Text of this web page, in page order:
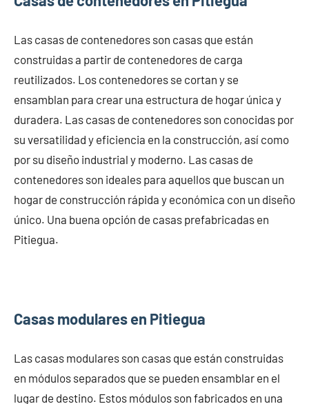
Las casas de contenedores son casas que están
construidas a partir de contenedores de carga
reutilizados. Los contenedores se cortan y se
ensamblan para crear una estructura de hogar única y
duradera. Las casas de contenedores son conocidas por
su versatilidad y eficiencia en la construcción, así como
por su diseño industrial y moderno. Las casas de
contenedores son ideales para aquellos que buscan un
hogar de construcción rápida y económica con un diseño
único. Una buena opción de casas prefabricadas en
Pitiegua.
Casas modulares en Pitiegua
Las casas modulares son casas que están construidas
en módulos separados que se pueden ensamblar en el
lugar de destino. Estos módulos son fabricados en una